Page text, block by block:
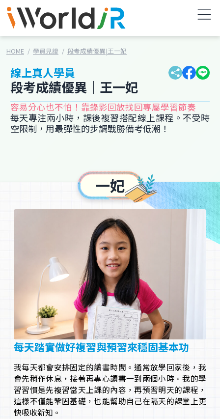
HOME 學員見證 段考成績優異|王一妃
線上真人學員
段考成績優異│王一妃
容易分心也不怕！靠錄影回放找回專屬學習節奏
每天專注兩小時，課後複習搭配線上課程。不受時
空限制，用最彈性的步調戰勝備考低潮！
一妃
每天踏實做好複習與預習來穩固基本功
我每天都會安排固定的讀書時間。通常放學回家後，我
會先稍作休息，接著再專心讀書一到兩個小時。我的學
習習慣是先複習當天上課的內容，再預習明天的課程，
這樣不僅能鞏固基礎，也能幫助自己在隔天的課堂上更
快吸收新知。